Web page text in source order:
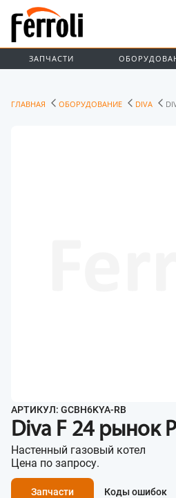
ЗАПЧАСТИ
ГЛАВНАЯ ОБОРУДОВАНИЕ DIVA
АРТИКУЛ: GCBH6KYA-RB
Diva F 24 рынок
Настенный газовый котел
Цена по запросу.
Запчасти Коды ошибок